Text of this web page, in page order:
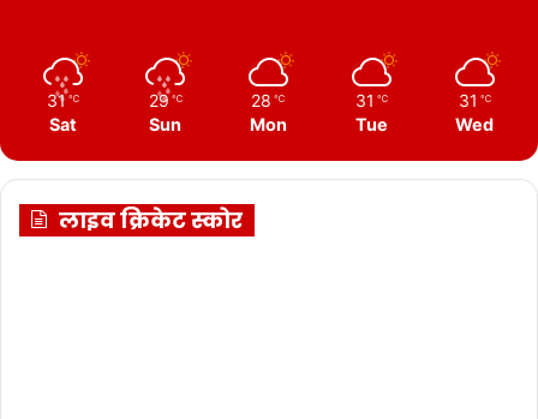
31 ℃
Sat
29 ℃
Sun
28 ℃
Mon
31 ℃
Tue
31 ℃
Wed
लाइव क्रिकेट स्कोर